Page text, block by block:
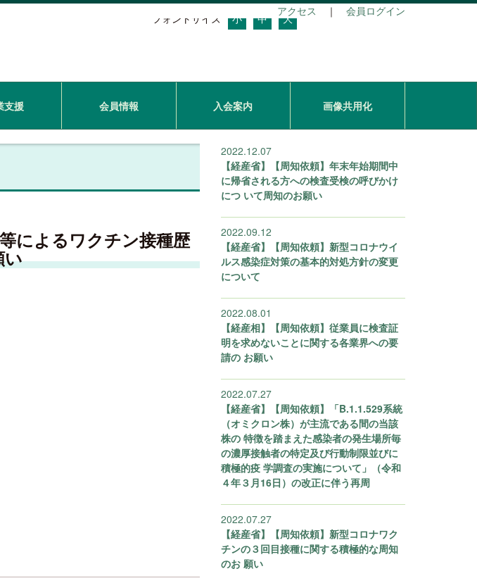
アクセス ｜ 会員ログイン
フォントサイズ 小 中 大
支援 会員情報 入会案内 画像共用化
によるワクチン接種歴
い
2022.12.07
【経産省】【周知依頼】年末年始期間中
に帰省される方への検査受検の呼びかけ
につ いて周知のお願い
2022.09.12
【経産省】【周知依頼】新型コロナウイ
ルス感染症対策の基本的対処方針の変更
について
2022.08.01
【経産相】【周知依頼】従業員に検査証
明を求めないことに関する各業界への要
請の お願い
2022.07.27
【経産省】【周知依頼】「B.1.1.529系統
（オミクロン株）が主流である間の当該
株の 特徴を踏まえた感染者の発生場所毎
の濃厚接触者の特定及び行動制限並びに
積極的疫 学調査の実施について」（令和
４年３月16日）の改正に伴う再周
2022.07.27
【経産省】【周知依頼】新型コロナワク
チンの３回目接種に関する積極的な周知
のお 願い